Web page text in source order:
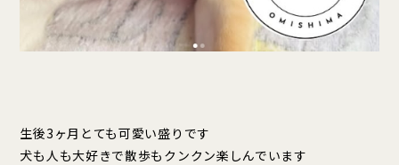
生後3ヶ月とても可愛い盛りです
犬も人も大好きで散歩もクンクン楽しんでいます